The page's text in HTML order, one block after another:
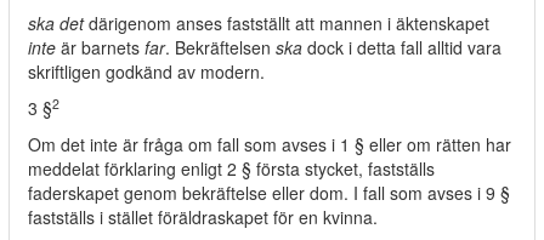
ska detdärigenom anses fastställt att mannen i äktenskapet
inte är barnets far. Bekräftelsen ska dock i detta fall alltid vara
skriftligen godkänd av modern.
3 §2
Om det inte är fråga om fall som avses i 1 § eller om rätten har
meddelat förklaring enligt 2 § första stycket, fastställs
faderskapet genom bekräftelse eller dom. I fall som avses i 9 §
fastställs i stället föräldraskapet för en kvinna.